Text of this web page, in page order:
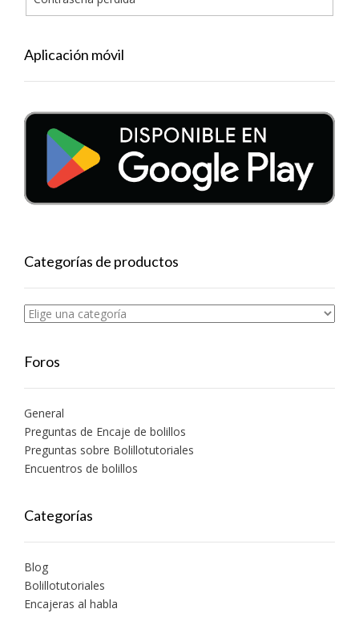
Aplicación móvil
Categorías de productos
Foros
General
Preguntas de Encaje de bolillos
Preguntas sobre Bolillotutoriales
Encuentros de bolillos
Categorías
Blog
Bolillotutoriales
Encajeras al habla